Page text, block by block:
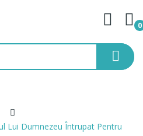
0
Lui Dumnezeu Întrupat Pentru